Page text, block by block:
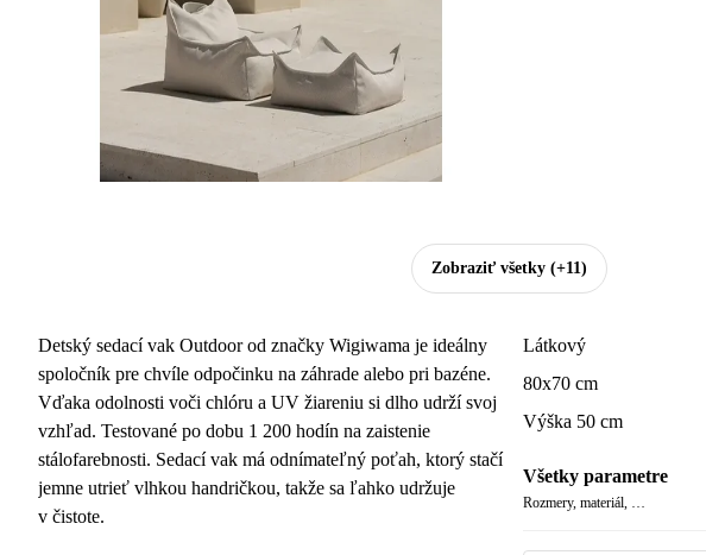
Zobraziť všetky(+11)
Detský sedací vak Outdoor od značky Wigiwama je ideálny
spoločník pre chvíle odpočinku na záhrade alebo pri bazéne.
Vďaka odolnosti voči chlóru a UV žiareniu si dlho udrží svoj
vzhľad. Testované po dobu 1 200 hodín na zaistenie
stálofarebnosti. Sedací vak má odnímateľný poťah, ktorý stačí
jemne utrieť vlhkou handričkou, takže sa ľahko udržuje
v čistote.
Látkový
80x70 cm
Výška 50 cm
Všetky parametre
Rozmery, materiál, …